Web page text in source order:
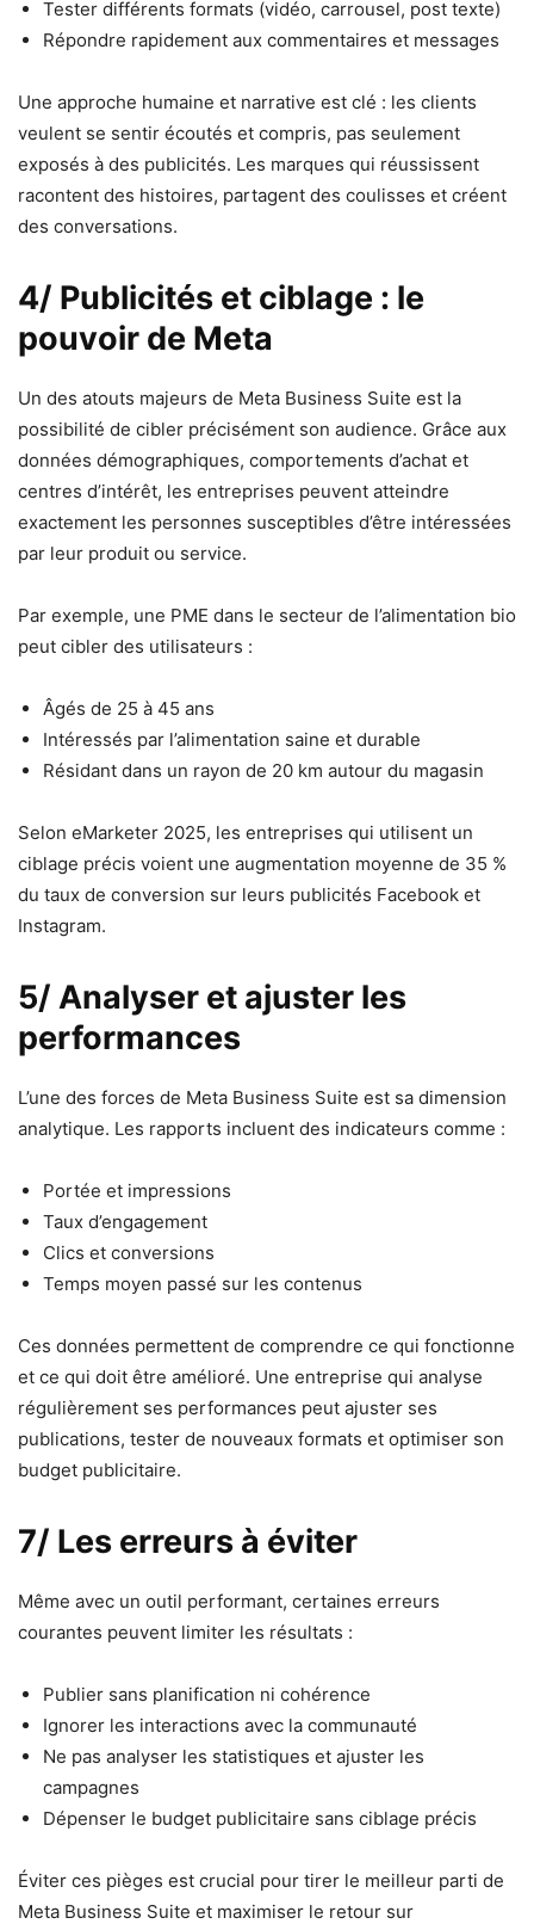
Tester différents formats (vidéo, carrousel, post texte)
Répondre rapidement aux commentaires et messages
Une approche humaine et narrative est clé : les clients
veulent se sentir écoutés et compris, pas seulement
exposés à des publicités. Les marques qui réussissent
racontent des histoires, partagent des coulisses et créent
des conversations.
4/ Publicités et ciblage : le
pouvoir de Meta
Un des atouts majeurs de Meta Business Suite est la
possibilité de cibler précisément son audience. Grâce aux
données démographiques, comportements d’achat et
centres d’intérêt, les entreprises peuvent atteindre
exactement les personnes susceptibles d’être intéressées
par leur produit ou service.
Par exemple, une PME dans le secteur de l’alimentation bio
peut cibler des utilisateurs :
Âgés de 25 à 45 ans
Intéressés par l’alimentation saine et durable
Résidant dans un rayon de 20 km autour du magasin
Selon eMarketer 2025, les entreprises qui utilisent un
ciblage précis voient une augmentation moyenne de 35 %
du taux de conversion sur leurs publicités Facebook et
Instagram.
5/ Analyser et ajuster les
performances
L’une des forces de Meta Business Suite est sa dimension
analytique. Les rapports incluent des indicateurs comme :
Portée et impressions
Taux d’engagement
Clics et conversions
Temps moyen passé sur les contenus
Ces données permettent de comprendre ce qui fonctionne
et ce qui doit être amélioré. Une entreprise qui analyse
régulièrement ses performances peut ajuster ses
publications, tester de nouveaux formats et optimiser son
budget publicitaire.
7/ Les erreurs à éviter
Même avec un outil performant, certaines erreurs
courantes peuvent limiter les résultats :
Publier sans planification ni cohérence
Ignorer les interactions avec la communauté
Ne pas analyser les statistiques et ajuster les
campagnes
Dépenser le budget publicitaire sans ciblage précis
Éviter ces pièges est crucial pour tirer le meilleur parti de
Meta Business Suite et maximiser le retour sur